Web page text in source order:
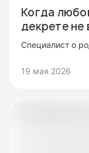
Когда
декрете не
Специалист о
19 мая 2026